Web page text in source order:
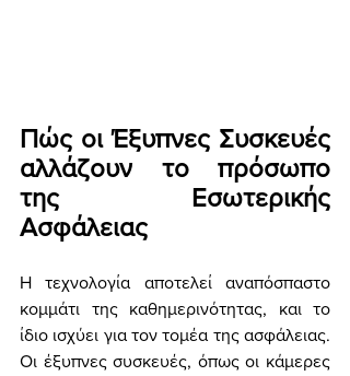
Πώς οι Έξυπνες Συσκευές
αλλάζουν το πρόσωπο
της Εσωτερικής
Ασφάλειας
Η τεχνολογία αποτελεί αναπόσπαστο
κομμάτι της καθημερινότητας, και το
ίδιο ισχύει για τον τομέα της ασφάλειας.
Οι έξυπνες συσκευές, όπως οι κάμερες